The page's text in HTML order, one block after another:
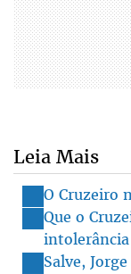
Leia Mais
O Cruzeiro
Que o
intolerância
Salve, Jorge